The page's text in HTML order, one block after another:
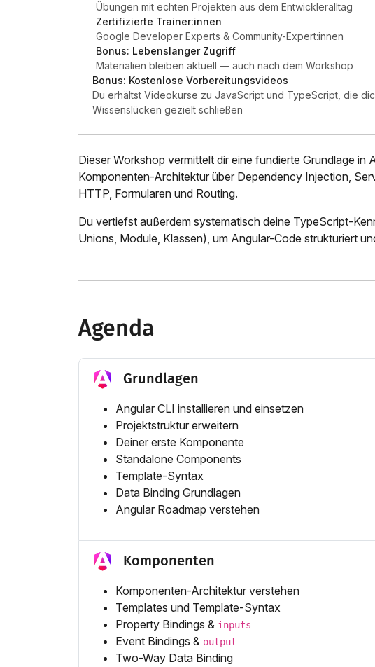
Übungen mit echten Projekten aus dem Entwickleralltag
Zertifizierte Trainer:innen
Google Developer Experts & Community-Expert:innen
Bonus: Lebenslanger Zugriff
Materialien bleiben aktuell — auch nach dem Workshop
Bonus: Kostenlose Vorbereitungsvideos
Du erhältst Videokurse zu JavaScript und TypeScript, die
Wissenslücken gezielt schließen
Dieser Workshop vermittelt dir eine fundierte Grundlage in
Komponenten-Architektur über Dependency Injection,
HTTP, Formularen und Routing.
Du vertiefst außerdem systematisch deine TypeScript-
Unions, Module, Klassen), um Angular-Code strukturiert
Agenda
Grundlagen
Angular CLI installieren und einsetzen
Projektstruktur erweitern
Deiner erste Komponente
Standalone Components
Template-Syntax
Data Binding Grundlagen
Angular Roadmap verstehen
Komponenten
Komponenten-Architektur verstehen
Templates und Template-Syntax
Property Bindings & inputs
Event Bindings & output
Two-Way Data Binding